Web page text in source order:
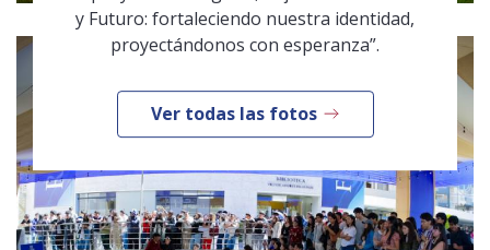
y Futuro: fortaleciendo nuestra identidad,
proyectándonos con esperanza”.
Ver todas las fotos